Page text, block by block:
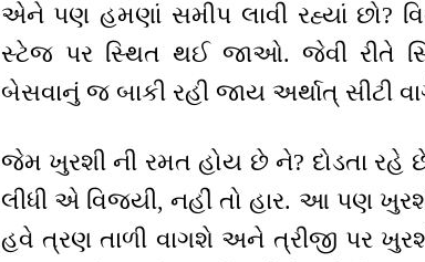
એને પણ હમણાં સમીપ લાવી રહ્યાં છો?
સ્ટેજ પર સ્થિત થઈ જાઓ. જેવી રીતે
બેસવાનું જ બાકી રહી જાય અર્થાત્ સીટી
જેમ ખુરશી ની રમત હોય છે ને? દોડતા
લીધી એ વિજયી, નહીં તો હાર. આ પણ
હવે ત્રણ તાળી વાગશે અને ત્રીજી પર